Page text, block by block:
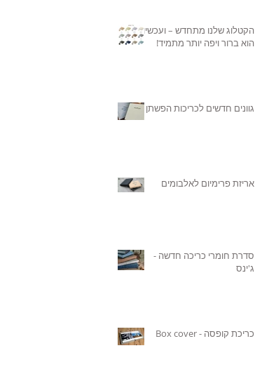
הקטלוג שלנו מתחדש – ועכשיו
הוא ברור ויפה יותר מתמיד!
גוונים חדשים לכריכות הפשתן
אריזת פרימיום לאלבומים
סדרת חומרי כריכה חדשה -
ג'ינס
כריכת קופסה - Box cover